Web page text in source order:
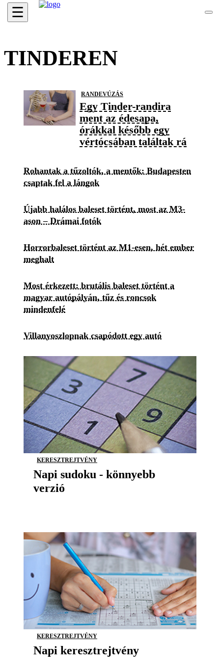
☰
TINDEREN
RANDEVÚZÁS
Egy Tinder-randira
ment az édesapa,
órákkal később egy
vértócsában találtak rá
Rohantak a tűzoltók, a mentők: Budapesten
csaptak fel a lángok
Újabb halálos baleset történt, most az M3-
ason – Drámai fotók
Horrorbaleset történt az M1-esen, hét ember
meghalt
Most érkezett: brutális baleset történt a
magyar autópályán, tűz és roncsok
mindenfelé
Villanyoszlopnak csapódott egy autó
KERESZTREJTVÉNY
Napi sudoku - könnyebb
verzió
KERESZTREJTVÉNY
Napi keresztrejtvény